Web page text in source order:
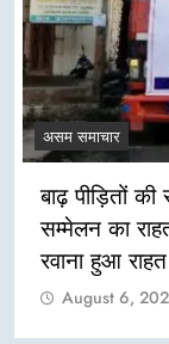
असम समाचार
बाढ़ पीड़ितों की
सम्मेलन का
रवाना हुआ
August 6,